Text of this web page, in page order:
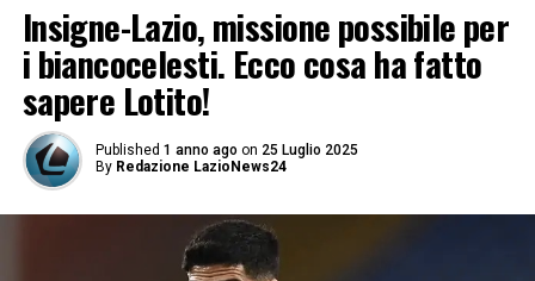
Insigne-Lazio, missione possibile per
i biancocelesti. Ecco cosa ha fatto
sapere Lotito!
Published 1 anno ago on 25 Luglio 2025
By Redazione LazioNews24